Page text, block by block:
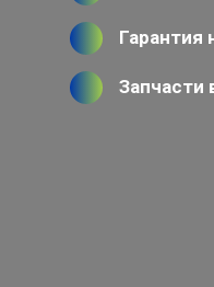
Гарантия
Запчасти